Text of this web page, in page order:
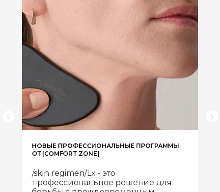
НОВЫЕ ПРОФЕССИОНАЛЬНЫЕ ПРОГРАММЫ
ОТ [COMFORT ZONE]
/skin regimen/Lx - это
профессиональное решение для